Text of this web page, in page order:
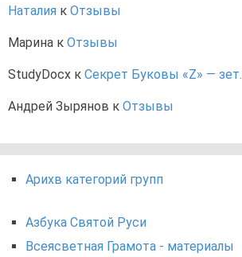
Наталия к Отзывы
Марина к Отзывы
StudyDocx к Секрет Буковы «Z» — зет.
Андрей Зырянов к Отзывы
Арихв категорий групп
Азбука Святой Руси
Всеясветная Грамота - материалы